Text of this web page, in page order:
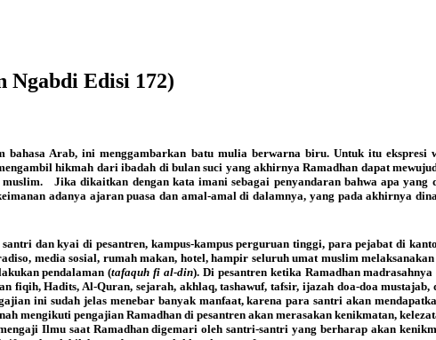
Ngabdi Edisi 172)
Arab, ini menggambarkan batu mulia berwarna biru. Untuk itu ekspresi
hikmah dari ibadah di bulan suci yang akhirnya Ramadhan dapat
Jika dikaitkan dengan kata imani sebagai penyandaran bahwa apa
adanya ajaran puasa dan amal-amal di dalamnya, yang pada akhirnya
dan kyai di pesantren, kampus-kampus perguruan tinggi, para pejabat di
media sosial, rumah makan, hotel, hampir seluruh umat muslim
pendalaman (tafaquh fi al-din). Di pesantren ketika Ramadhan
Hadits, Al-Quran, sejarah, akhlaq, tashawuf, tafsir, ijazah doa-doa
ini sudah jelas menebar banyak manfaat, karena para santri akan
mengikuti pengajian Ramadhan di pesantren akan merasakan kenikmatan,
Ilmu saat Ramadhan digemari oleh santri-santri yang berharap akan